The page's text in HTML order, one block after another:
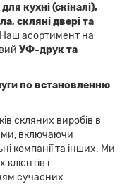
кухні (скіналі),
скляні двері та
асортимент на
УФ-друк та
по встановленню
скляних виробів в
включаючи
компанії та інших. Ми
і
сучасних